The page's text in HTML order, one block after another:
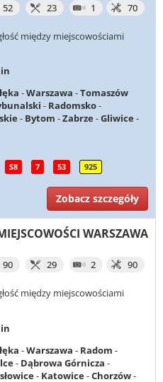
52
23 1 70
między miejscowościami
-Warszawa -Tomaszów
- Radomsko-
- Bytom -Zabrze -Gliwice -
S8 7 53 925
Zobacz szczegóły
WARSZAWA
90 29 2 90
między miejscowościami
-Warszawa - Radom -
- Dąbrowa Górnicza -
- Katowice-Chorzów-